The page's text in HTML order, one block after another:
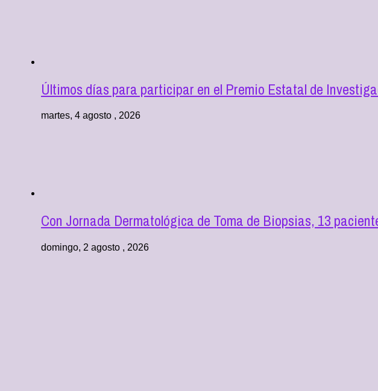
Últimos días para participar en el Premio Estatal de
martes, 4 agosto , 2026
Con Jornada Dermatológica de Toma de Biopsias, 13
domingo, 2 agosto , 2026